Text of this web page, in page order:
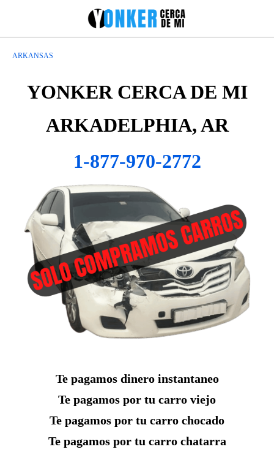
ARKANSAS
YONKER CERCA DE MI
ARKADELPHIA, AR
1-877-970-2772
Te pagamos dinero instantaneo
Te pagamos por tu carro viejo
Te pagamos por tu carro chocado
Te pagamos por tu carro chatarra